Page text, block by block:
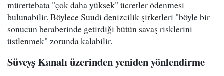
mürettebata "çok daha yüksek" ücretler ödenmesi
bulunabilir. Böylece Suudi denizcilik şirketleri "böyle bir
sonucun beraberinde getirdiği bütün savaş risklerini
üstlenmek" zorunda kalabilir.
Süveyş Kanalı üzerinden yeniden yönlendirme